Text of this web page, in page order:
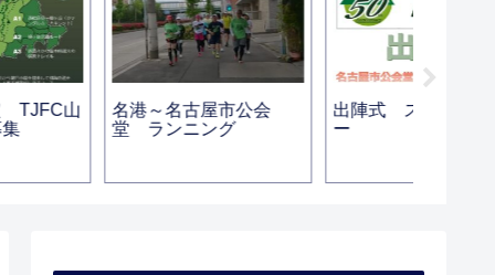
港～名古屋市公会
ランニング
出陣式 スライドショ
ー